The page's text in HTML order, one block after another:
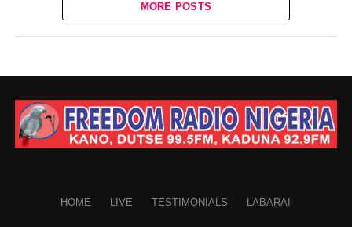
MORE POSTS
HOME LIVE TESTIMONIALS LABARAI